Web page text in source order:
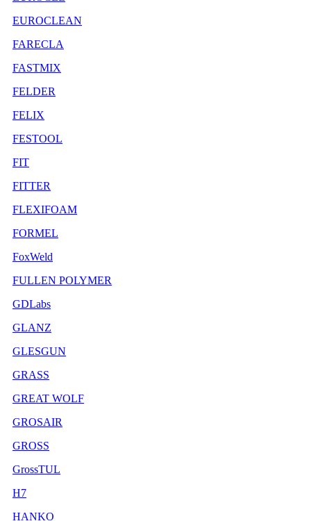
EUROCLEAN
FARECLA
FASTMIX
FELDER
FELIX
FESTOOL
FIT
FITTER
FLEXIFOAM
FORMEL
FoxWeld
FULLEN POLYMER
GDLabs
GLANZ
GLESGUN
GRASS
GREAT WOLF
GROSAIR
GROSS
GrossTUL
H7
HANKO